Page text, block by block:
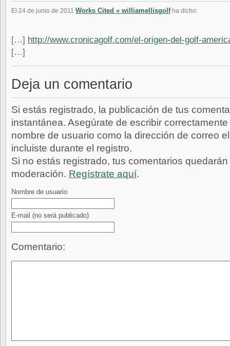
El 24 de junio de 2011 Works Cited « williamellisgolfha dicho:
[…] http://www.cronicagolf.com/el-origen-del-golf-
[…]
Deja un comentario
Si estás registrado, la publicación de tus
instantánea. Asegúrate de escribir
nombre de usuario como la dirección de correo
incluiste durante el registro.
Si no estás registrado, tus comentarios
moderación. Regístrate aquí.
Nombre de usuario
E-mail (no será publicado)
Comentario: